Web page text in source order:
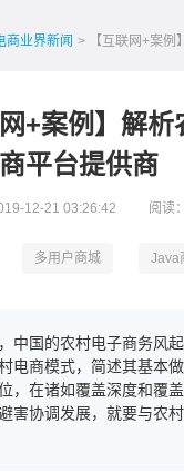
商业界新闻 > 【互联网+案例
网+案例】解
平台提供商
12-21 03:26:42 阅读
多用户商城 Java
中国的农村电子商务风
电商模式，简述其基本
，在诸如覆盖深度和覆
害协调发展，就要与农